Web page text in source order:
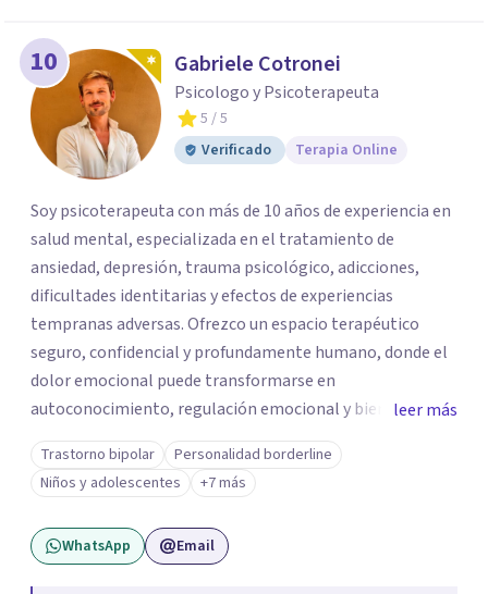
10 Gabriele Cotronei
Psicologo y Psicoterapeuta
5 / 5
Verificado
Terapia Online
Soy psicoterapeuta con más de 10 años de experiencia en
salud mental, especializada en el tratamiento de
ansiedad, depresión, trauma psicológico, adicciones,
dificultades identitarias y efectos de experiencias
tempranas adversas. Ofrezco un espacio terapéutico
seguro, confidencial y profundamente humano, donde el
dolor emocional puede transformarse en
autoconocimiento, regulación emocional y bienestar.
Trabajo desde un enfoque integrativo que combina
psicoanálisis, terapia somática y de trauma, psicología
corporal, Mentalization Based Therapy (MBT),
hipnoterapia y respiración neurodinámica, integrando
actualmente la Psicología Analítica Junguiana. Mi
leer más
Trastorno bipolar
Personalidad borderline
Niños y adolescentes
+7 más
WhatsApp Email